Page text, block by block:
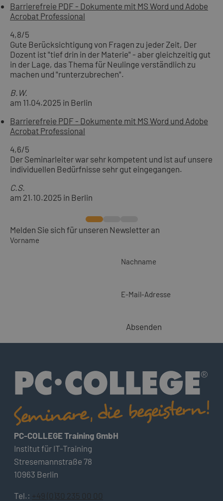
Barrierefreie PDF - Dokumente mit MS Word und Adobe
Acrobat Professional
4,8/5
Gute Berücksichtigung von Fragen zu jeder Zeit, Der
Dozent ist "tief drin in der Materie" - aber gleichzeitig gut
in der Lage, das Thema für Neulinge verständlich zu
machen und "runterzubrechen".
B.W.
am 11.04.2025 in Berlin
Barrierefreie PDF - Dokumente mit MS Word und Adobe
Acrobat Professional
4,6/5
Der Seminarleiter war sehr kompetent und ist auf unsere
individuellen Bedürfnisse sehr gut eingegangen.
C.S.
am 21.10.2025 in Berlin
Melden Sie sich für unseren Newsletter an
Vorname
Nachname
E-Mail-Adresse
Absenden
PC-COLLEGE Training GmbH
Institut für IT-Training
Stresemannstraße 78
10963 Berlin
Tel.: +49 (0)30 235 00 00